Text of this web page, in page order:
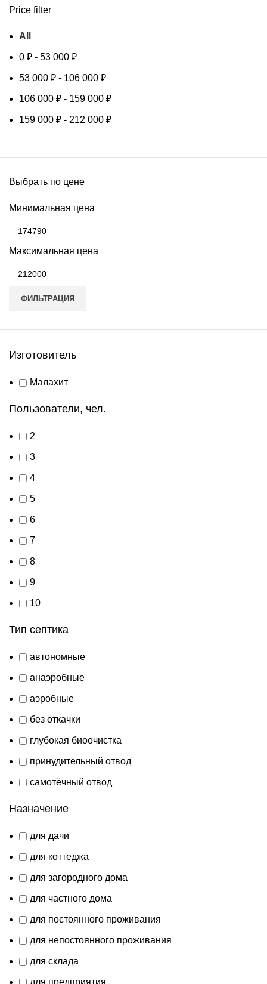
Price filter
All
0 ₽ - 53 000 ₽
53 000 ₽ - 106 000 ₽
106 000 ₽ - 159 000 ₽
159 000 ₽ - 212 000 ₽
Выбрать по цене
Минимальная цена
Максимальная цена
ФИЛЬТРАЦИЯ
Изготовитель
Малахит
Пользователи, чел.
2
3
4
5
6
7
8
9
10
Тип септика
автономные
анаэробные
аэробные
без откачки
глубокая биоочистка
принудительный отвод
самотёчный отвод
Назначение
для дачи
для коттеджа
для загородного дома
для частного дома
для постоянного проживания
для непостоянного проживания
для склада
для предприятия